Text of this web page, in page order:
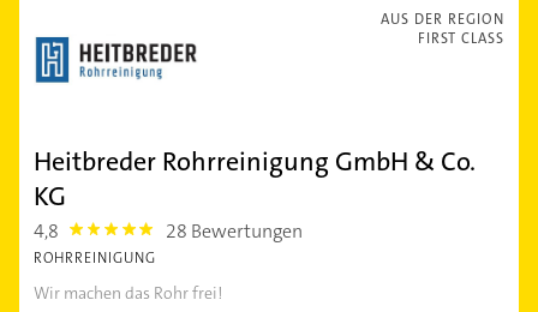
AUS DER REGION
FIRST CLASS
Heitbreder Rohrreinigung GmbH & Co.
KG
4,8 4.8 28 Bewertungen
ROHRREINIGUNG
Wir machen das Rohr frei!